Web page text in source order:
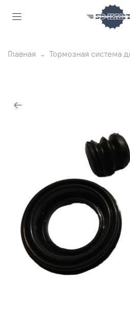
Главная Тормозная система